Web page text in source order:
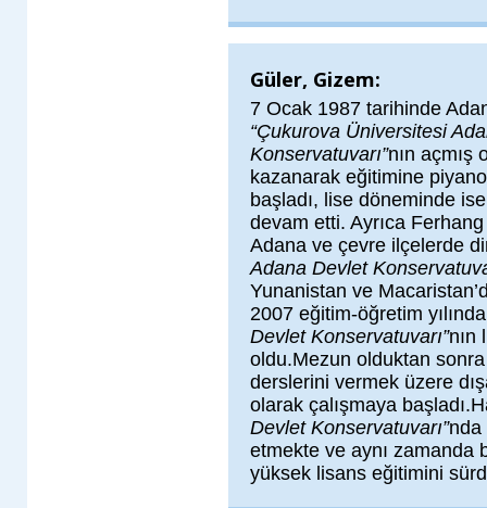
Güler, Gizem:
7 Ocak 1987 tarihinde
“Çukurova Üniversitesi
Konservatuvarı”nın açmış
kazanarak eğitimine
başladı, lise döneminde
devam etti. Ayrıca
Adana ve çevre ilçelerde
Adana Devlet
Yunanistan ve
2007 eğitim-öğretim
Devlet Konservatuvarı”nın
oldu.Mezun olduktan
derslerini vermek üzere
olarak çalışmaya
Devlet Konservatuvarı”nda
etmekte ve aynı zamanda
yüksek lisans eğitimini